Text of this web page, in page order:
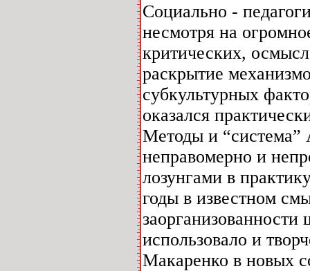
Социально -
несмотря на
критических,
раскрытие
субкультурных
оказался
Методы и “система”
неправомерно и
лозунгами в
годы в известном
использовало и
Макаренко в новых